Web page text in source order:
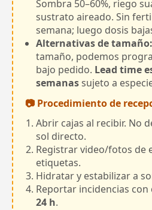
Sombra 50–60%, riego
sustrato aireado. Sin
semana; luego dosis
Alternativas de tamaño:
tamaño, podemos
bajo pedido. Lead time
semanassujeto a
📷 Procedimiento de
Abrir cajas al recibir. No
sol directo.
Registrar video/fotos de
etiquetas.
Hidratar y estabilizar a
Reportar incidencias
24 h.